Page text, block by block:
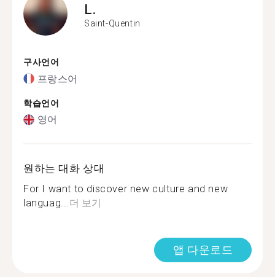
L.
Saint-Quentin
구사언어
프랑스어
학습언어
영어
원하는 대화 상대
For I want to discover new culture and new
languag...더 보기
앱 다운로드